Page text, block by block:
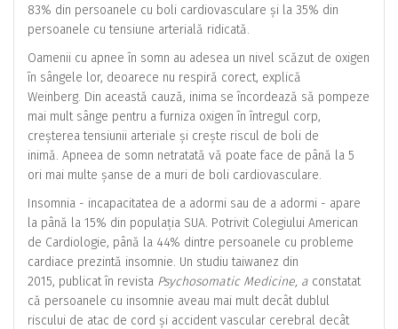
83% din persoanele cu boli cardiovasculare și la 35% din
persoanele cu tensiune arterială ridicată.
Oamenii cu apnee în somn au adesea un nivel scăzut de oxigen
în sângele lor, deoarece nu respiră corect, explică
Weinberg. Din această cauză, inima se încordează să pompeze
mai mult sânge pentru a furniza oxigen în întregul corp,
creșterea tensiunii arteriale și crește riscul de boli de
inimă. Apneea de somn netratată vă poate face de până la 5
ori mai multe șanse de a muri de boli cardiovasculare.
Insomnia - incapacitatea de a adormi sau de a adormi - apare
la până la 15% din populația SUA. Potrivit Colegiului American
de Cardiologie, până la 44% dintre persoanele cu probleme
cardiace prezintă insomnie. Un studiu taiwanez din
2015, publicat în revista Psychosomatic Medicine, a constatat
că persoanele cu insomnie aveau mai mult decât dublul
riscului de atac de cord și accident vascular cerebral decât